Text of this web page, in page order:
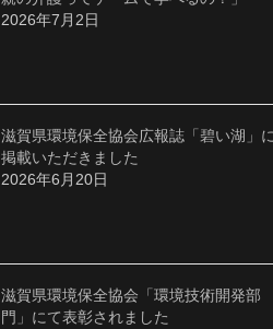
2026年7月2日
滋賀県環境保全協会広報誌「碧い湖」
掲載いただきました
2026年6月20日
滋賀県環境保全協会「環境技術開発部
門」にて表彰されました